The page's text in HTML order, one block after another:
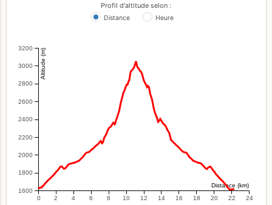
Profil d'altitude selon :
Distance Heure
1600
1800
2000
2200
2400
2600
2800
3000
3200 Altitude (m)
0 2 4 6 8 10 12 14 16 18 20 22 24
Distance (km)